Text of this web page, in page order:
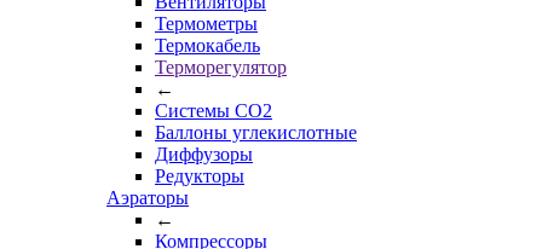
Термометры
Термокабель
Терморегулятор
←
Системы CO2
Баллоны углекислотные
Диффузоры
Редукторы
Аэраторы
←
Компрессоры